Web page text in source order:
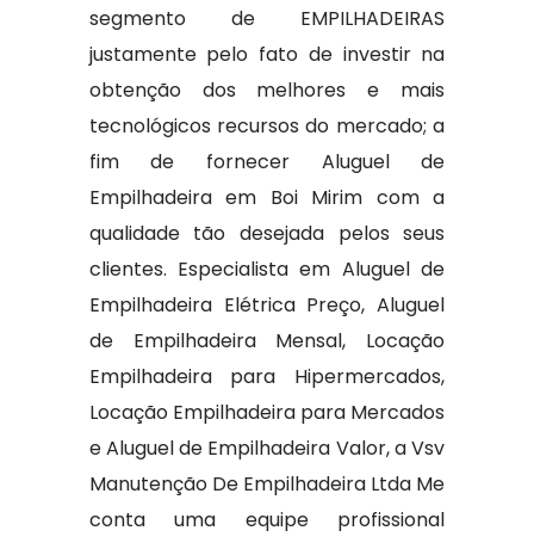
segmento de EMPILHADEIRAS
justamente pelo fato de investir na
obtenção dos melhores e mais
tecnológicos recursos do mercado; a
fim de fornecer Aluguel de
Empilhadeira em Boi Mirim com a
qualidade tão desejada pelos seus
clientes. Especialista em Aluguel de
Empilhadeira Elétrica Preço, Aluguel
de Empilhadeira Mensal, Locação
Empilhadeira para Hipermercados,
Locação Empilhadeira para Mercados
e Aluguel de Empilhadeira Valor, a Vsv
Manutenção De Empilhadeira Ltda Me
conta uma equipe profissional